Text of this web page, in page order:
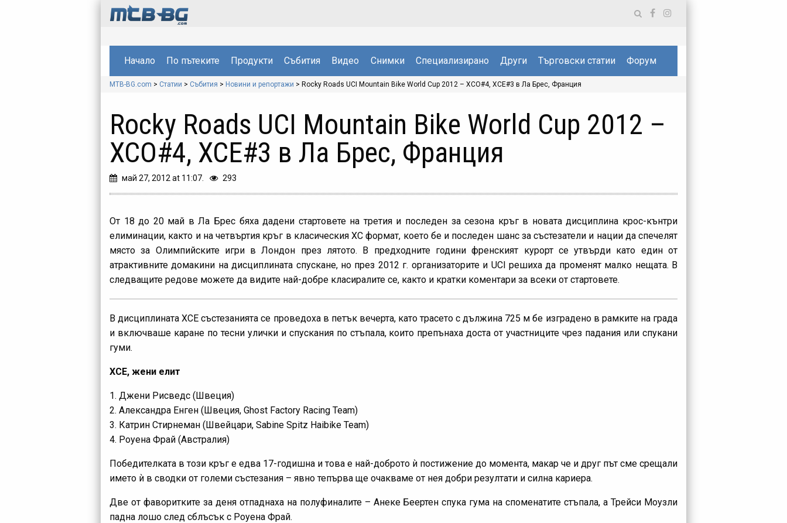
Начало По пътеките Продукти Събития Видео Снимки Специализирано Други Търговски статии Форум
MTB-BG.com > Статии > Събития > Новини и репортажи > Rocky Roads UCI Mountain Bike World Cup 2012 – XCO#4, XCE#3 в Ла Брес, Франция
Rocky Roads UCI Mountain Bike World Cup 2012 –
XCO#4, XCE#3 в Ла Брес, Франция
май 27, 2012 at 11:07. 293
От 18 до 20 май в Ла Брес бяха дадени стартовете на третия и последен за сезона кръг в новата дисциплина крос-кънтри
елиминации, както и на четвъртия кръг в класическия ХС формат, което бе и последен шанс за състезатели и нации да спечелят
място за Олимпийските игри в Лондон през лятото. В предходните години френският курорт се утвърди като един от
атрактивните домакини на дисциплината спускане, но през 2012 г. организаторите и UCI решиха да променят малко нещата. В
следващите редове можете да видите най-добре класиралите се, както и кратки коментари за всеки от стартовете.
В дисциплината ХСЕ състезанията се проведоха в петък вечерта, като трасето с дължина 725 м бе изградено в рамките на града
и включваше каране по тесни улички и спускания по стъпала, които препънаха доста от участниците чрез падания или спукани
гуми.
ХСЕ, жени елит
1. Джени Рисведс (Швеция)
2. Александра Енген (Швеция, Ghost Factory Racing Team)
3. Катрин Стирнеман (Швейцари, Sabine Spitz Haibike Team)
4. Роуена Фрай (Австралия)
Победителката в този кръг е едва 17-годишна и това е най-доброто ѝ постижение до момента, макар че и друг път сме срещали
името ѝ в сводки от големи състезания – явно тепърва ще очакваме от нея добри резултати и силна кариера.
Две от фаворитките за деня отпаднаха на полуфиналите – Анеке Беертен спука гума на споменатите стъпала, а Трейси Моузли
падна лошо след сблъсък с Роуена Фрай.